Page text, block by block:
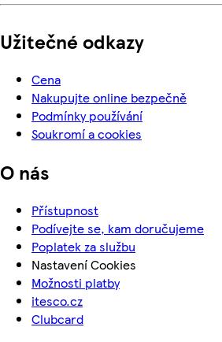
Užitečné odkazy
Cena
Nakupujte online bezpečně
Podmínky používání
Soukromí a cookies
O nás
Přístupnost
Podívejte se, kam doručujeme
Poplatek za službu
Nastavení Cookies
Možnosti platby
itesco.cz
Clubcard